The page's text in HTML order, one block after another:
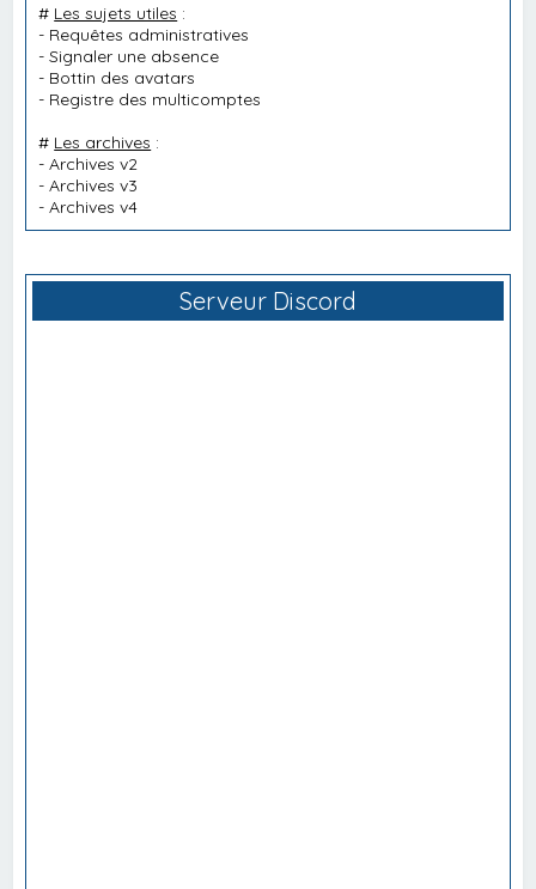
# Les sujets utiles :
- Requêtes administratives
-Signaler une absence
- Bottin des avatars
- Registre des multicomptes
# Les archives :
-Archives v2
-Archives v3
-Archives v4
Serveur Discord